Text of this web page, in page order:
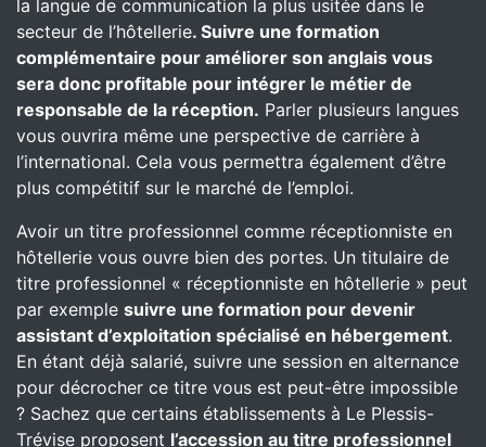
la langue de communication la plus usitée dans le
secteur de l’hôtellerie. Suivre une formation
complémentaire pour améliorer son anglais vous
sera donc profitable pour intégrer le métier de
responsable de la réception. Parler plusieurs langues
vous ouvrira même une perspective de carrière à
l’international. Cela vous permettra également d’être
plus compétitif sur le marché de l’emploi.
Avoir un titre professionnel comme réceptionniste en
hôtellerie vous ouvre bien des portes. Un titulaire de
titre professionnel « réceptionniste en hôtellerie » peut
par exemple suivre une formation pour devenir
assistant d’exploitation spécialisé en hébergement.
En étant déjà salarié, suivre une session en alternance
pour décrocher ce titre vous est peut-être impossible
? Sachez que certains établissements à Le Plessis-
Trévise proposent l’accession au titre professionnel